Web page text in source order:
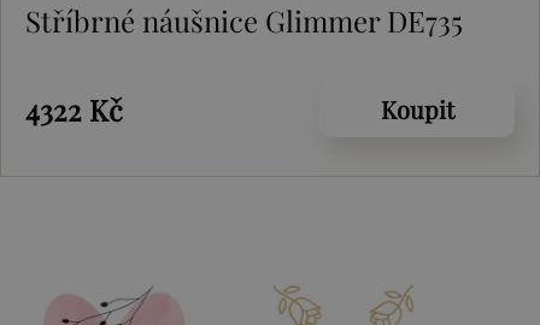
Stříbrné náušnice Glimmer DE735
4322 Kč Koupit